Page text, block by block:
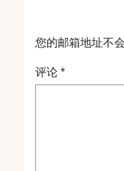
您的邮箱地址不
评论 *